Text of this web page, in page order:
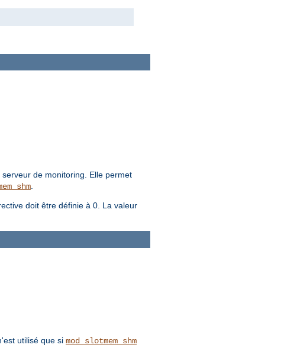
de monitoring. Elle permet
.
doit être définie à 0. La valeur
utilisé que si mod_slotmem_shm